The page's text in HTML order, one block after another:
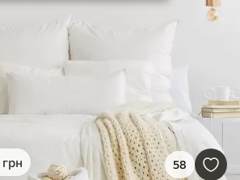
грн 58